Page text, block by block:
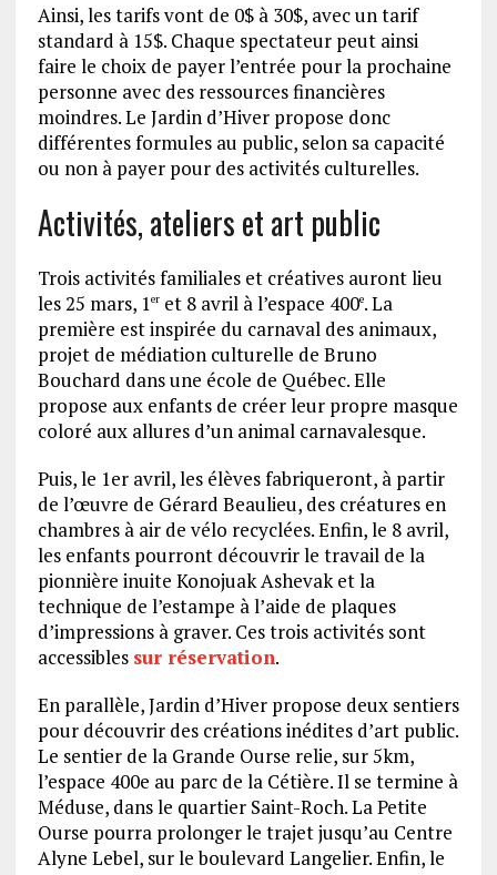
Ainsi, les tarifs vont de 0$ à 30$, avec un tarif
standard à 15$. Chaque spectateur peut ainsi
faire le choix de payer l’entrée pour la prochaine
personne avec des ressources financières
moindres. Le Jardin d’Hiver propose donc
différentes formules au public, selon sa capacité
ou non à payer pour des activités culturelles.
Activités, ateliers et art public
Trois activités familiales et créatives auront lieu
les 25 mars, 1eret 8 avril à l’espace 400e. La
première est inspirée du carnaval des animaux,
projet de médiation culturelle de Bruno
Bouchard dans une école de Québec. Elle
propose aux enfants de créer leur propre masque
coloré aux allures d’un animal carnavalesque.
Puis, le 1er avril, les élèves fabriqueront, à partir
de l’œuvre de Gérard Beaulieu, des créatures en
chambres à air de vélo recyclées. Enfin, le 8 avril,
les enfants pourront découvrir le travail de la
pionnière inuite Konojuak Ashevak et la
technique de l’estampe à l’aide de plaques
d’impressions à graver. Ces trois activités sont
accessibles sur réservation.
En parallèle, Jardin d’Hiver propose deux sentiers
pour découvrir des créations inédites d’art public.
Le sentier de la Grande Ourse relie, sur 5km,
l’espace 400e au parc de la Cétière. Il se termine à
Méduse, dans le quartier Saint-Roch. La Petite
Ourse pourra prolonger le trajet jusqu’au Centre
Alyne Lebel, sur le boulevard Langelier. Enfin, le